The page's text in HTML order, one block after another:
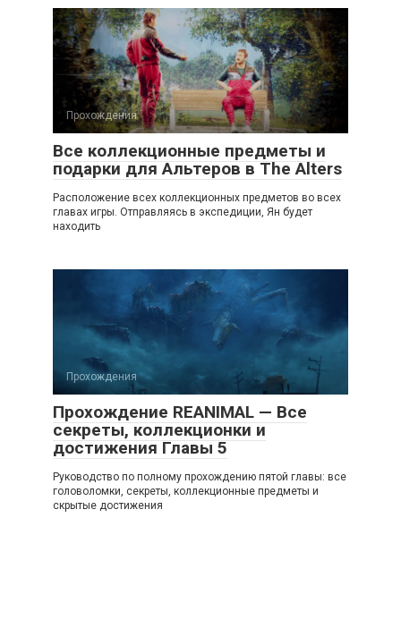
Прохождения
Все коллекционные предметы и
подарки для Альтеров в The Alters
Расположение всех коллекционных предметов во всех
главах игры. Отправляясь в экспедиции, Ян будет
находить
Прохождения
Прохождение REANIMAL — Все
секреты, коллекционки и
достижения Главы 5
Руководство по полному прохождению пятой главы: все
головоломки, секреты, коллекционные предметы и
скрытые достижения